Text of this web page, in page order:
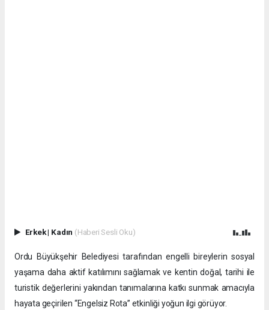
Erkek| Kadın (Haberi Sesli Oku)
Ordu Büyükşehir Belediyesi tarafından engelli bireylerin sosyal
yaşama daha aktif katılımını sağlamak ve kentin doğal, tarihi ile
turistik değerlerini yakından tanımalarına katkı sunmak amacıyla
hayata geçirilen “Engelsiz Rota” etkinliği yoğun ilgi görüyor.